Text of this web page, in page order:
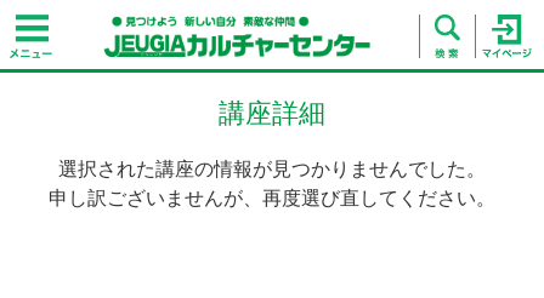
講座詳細
選択された講座の情報が見つかりませんでした。
申し訳ございませんが、再度選び直してください。